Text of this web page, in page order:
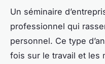
Un séminaire
professionnel qui
personnel. Ce type
fois sur le travail et les